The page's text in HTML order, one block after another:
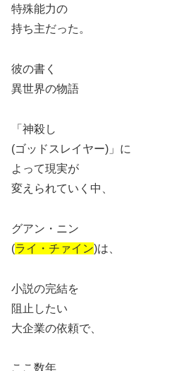
特殊能力の
持ち主だった。
彼の書く
異世界の物語
「神殺し
(ゴッドスレイヤー)」に
よって現実が
変えられていく中、
グアン・ニン
(ライ・チァイン)は、
小説の完結を
阻止したい
大企業の依頼で、
ここ数年